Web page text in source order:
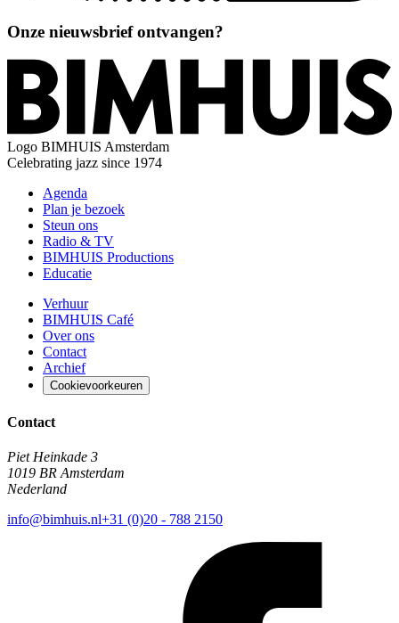
Onze nieuwsbrief ontvangen?
Logo BIMHUIS Amsterdam
Celebrating jazz since 1974
Agenda
Plan je bezoek
Steun ons
Radio & TV
BIMHUIS Productions
Educatie
Verhuur
BIMHUIS Café
Over ons
Contact
Archief
Cookievoorkeuren
Contact
Piet Heinkade 3
1019 BR Amsterdam
Nederland
info@bimhuis.nl+31 (0)20 - 788 2150